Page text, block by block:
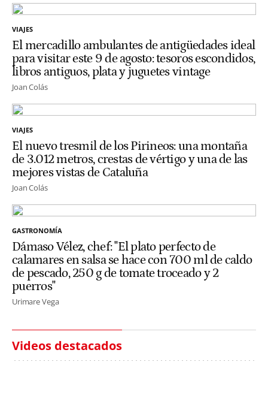
VIAJES
El mercadillo ambulantes de antigüedades ideal
para visitar este 9 de agosto: tesoros escondidos,
libros antiguos, plata y juguetes vintage
Joan Colás
VIAJES
El nuevo tresmil de los Pirineos: una montaña
de 3.012 metros, crestas de vértigo y una de las
mejores vistas de Cataluña
Joan Colás
GASTRONOMÍA
Dámaso Vélez, chef: "El plato perfecto de
calamares en salsa se hace con 700 ml de caldo
de pescado, 250 g de tomate troceado y 2
puerros"
Urimare Vega
Videos destacados